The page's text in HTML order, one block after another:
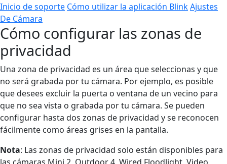
Inicio de soporte Cómo utilizar la aplicación BlinkAjustes
De Cámara
Cómo configurar las zonas de
privacidad
Una zona de privacidad es un área que seleccionas y que
no será grabada por tu cámara. Por ejemplo, es posible
que desees excluir la puerta o ventana de un vecino para
que no sea vista o grabada por tu cámara. Se pueden
configurar hasta dos zonas de privacidad y se reconocen
fácilmente como áreas grises en la pantalla.
Nota: Las zonas de privacidad solo están disponibles para